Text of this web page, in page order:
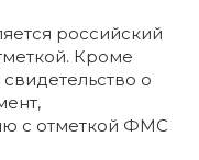
российский
Кроме
о
с отметкой ФМС